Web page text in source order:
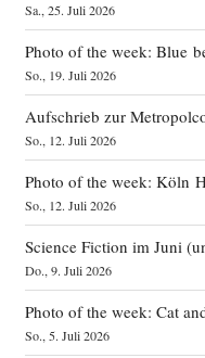
Sa., 25. Juli 2026
Photo of the week: Blue
So., 19. Juli 2026
Aufschrieb zur
So., 12. Juli 2026
Photo of the week: Köln
So., 12. Juli 2026
Science Fiction im Juni
Do., 9. Juli 2026
Photo of the week: Cat
So., 5. Juli 2026